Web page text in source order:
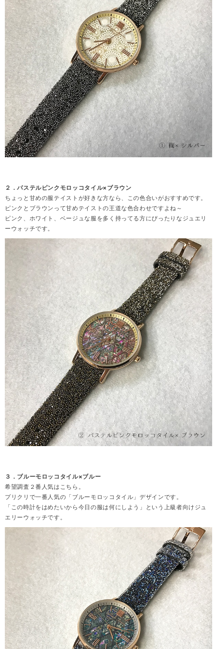
２．パステルピンクモロッコタイル×ブラウン
ちょっと甘めの服テイストが好きな方なら、この色合いがおすすめです。
ピンクとブラウンって甘めテイストの王道な色合わせですよね～
ピンク、ホワイト、ベージュな服を多く持ってる方にぴったりなジュエリ
ーウォッチです。
３．ブルーモロッコタイル×ブルー
希望調査２番人気はこちら。
プリクリで一番人気の「ブルーモロッコタイル」デザインです。
「この時計をはめたいから今日の服は何にしよう」という上級者向けジュ
エリーウォッチです。